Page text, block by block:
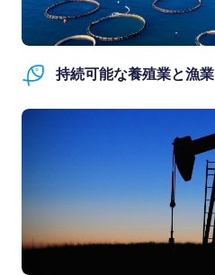
持続可能な養殖業と漁業